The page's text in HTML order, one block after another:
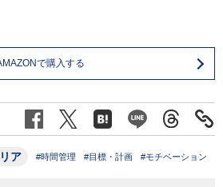
で購入する
ア #時間管理 #目標・計画 #モチベーション